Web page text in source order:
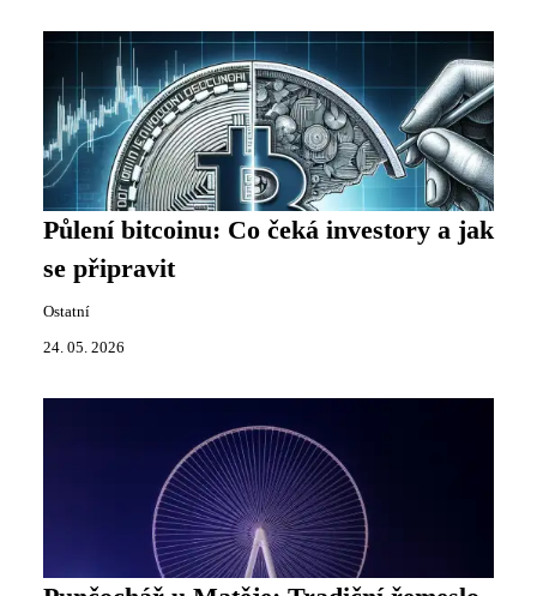
Půlení bitcoinu: Co čeká investory a jak
se připravit
Ostatní
24. 05. 2026